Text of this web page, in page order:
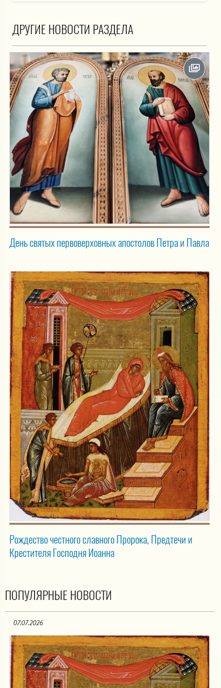
ДРУГИЕ НОВОСТИ РАЗДЕЛА
День святых первоверховных апостолов Петра и Павла
Рождество честного славного Пророка, Предтечи и
Крестителя Господня Иоанна
ПОПУЛЯРНЫЕ НОВОСТИ
07.07.2026